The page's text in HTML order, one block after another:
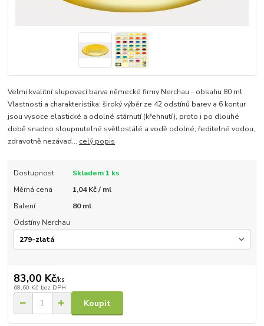
Velmi kvalitní slupovací barva německé firmy Nerchau - obsahu 80 ml
Vlastnosti a charakteristika: široký výběr ze 42 odstínů barev a 6 kontur
jsou vysoce elastické a odolné stárnutí (křehnutí), proto i po dlouhé
době snadno sloupnutelné světlostálé a vodě odolné, ředitelné vodou,
zdravotně nezávad... celý popis
Dostupnost
Skladem 1 ks
Měrná cena
1,04 Kč / ml
Balení
80 ml
Odstíny Nerchau
83,00 Kč/ks
68,60 Kč bez DPH
Koupit